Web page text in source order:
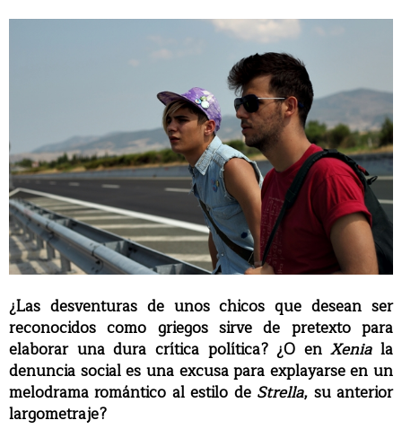
¿Las desventuras de unos chicos que desean ser
reconocidos como griegos sirve de pretexto para
elaborar una dura crítica política? ¿O enXeniala
denuncia social es una excusa para explayarse en un
melodrama romántico al estilo de Strella, su anterior
largometraje?